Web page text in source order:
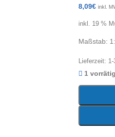
8,09€ inkl.
inkl. 19 %
Maßstab:
Lieferzeit:
1 vorrätig